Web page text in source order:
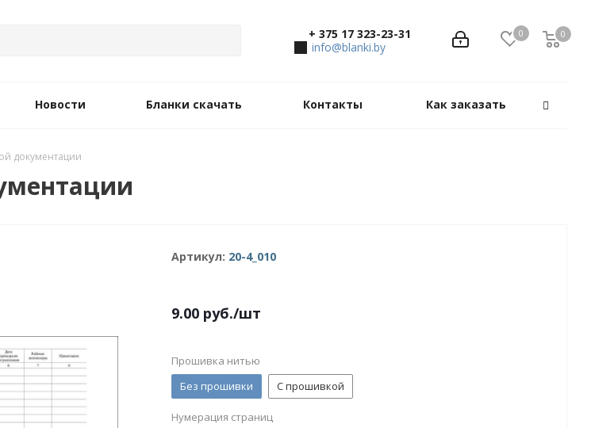
0 0
0
+ 375 17 323-23-31
info@blanki.by
Новости Бланки скачать Контакты Как заказать
документации
Артикул: 20-4_010
9.00 руб./шт
Прошивка нитью
Без прошивки
С прошивкой
Нумерация страниц